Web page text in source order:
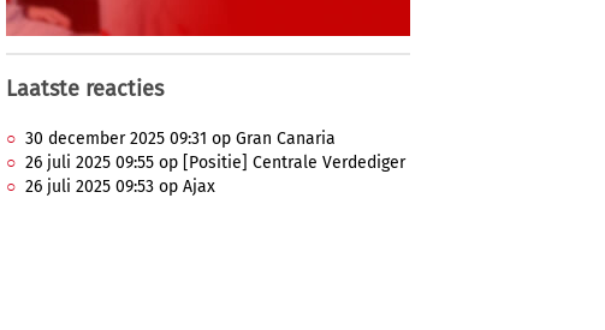
Laatste reacties
30 december 2025 09:31 op Gran Canaria
26 juli 2025 09:55 op [Positie] Centrale Verdediger
26 juli 2025 09:53 op Ajax